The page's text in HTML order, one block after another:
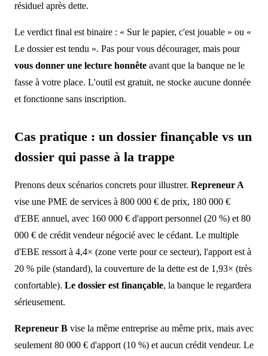
résiduel après dette.
Le verdict final est binaire : « Sur le papier, c'est jouable » ou «
Le dossier est tendu ». Pas pour vous décourager, mais pour
vous donner une lecture honnête avant que la banque ne le
fasse à votre place. L'outil est gratuit, ne stocke aucune donnée
et fonctionne sans inscription.
Cas pratique : un dossier finançable vs un
dossier qui passe à la trappe
Prenons deux scénarios concrets pour illustrer. Repreneur A
vise une PME de services à 800 000 € de prix, 180 000 €
d'EBE annuel, avec 160 000 € d'apport personnel (20 %) et 80
000 € de crédit vendeur négocié avec le cédant. Le multiple
d'EBE ressort à 4,4× (zone verte pour ce secteur), l'apport est à
20 % pile (standard), la couverture de la dette est de 1,93× (très
confortable). Le dossier est finançable, la banque le regardera
sérieusement.
Repreneur B vise la même entreprise au même prix, mais avec
seulement 80 000 € d'apport (10 %) et aucun crédit vendeur. Le